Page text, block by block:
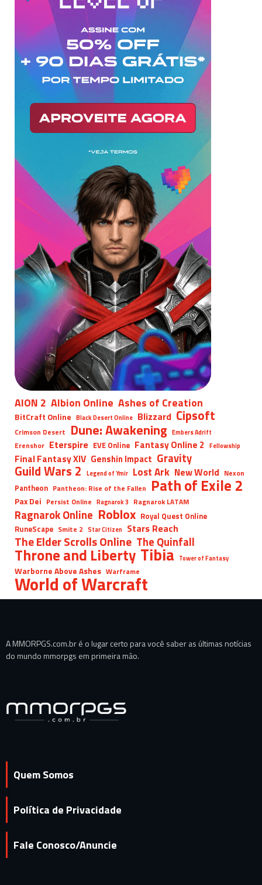
AION 2 Albion Online Ashes of Creation
BitCraft Online Black Desert Online Blizzard Cipsoft
Crimson Desert Dune: Awakening Embers Adrift
Erenshor Eterspire EVE Online Fantasy Online 2 Fellowship
Final Fantasy XIV Genshin Impact Gravity
Guild Wars 2 Legend of Ymir Lost Ark New World Nexon
Pantheon Pantheon: Rise of the Fallen Path of Exile 2
Pax Dei Persist Online Ragnarok 3 Ragnarok LATAM
Ragnarok Online Roblox Royal Quest Online
RuneScape Smite 2 Star Citizen Stars Reach
The Elder Scrolls Online The Quinfall
Throne and Liberty Tibia Tower of Fantasy
Warborne Above Ashes Warframe
World of Warcraft
A MMORPGS.com.br é o lugar certo para você saber as últimas notícias
do mundo mmorpgs em primeira mão.
Quem Somos
Política de Privacidade
Fale Conosco/Anuncie